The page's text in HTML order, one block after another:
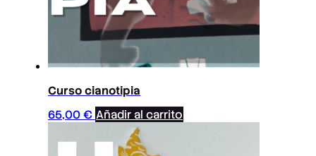
Curso cianotipia
65,00€ Añadir al carrito